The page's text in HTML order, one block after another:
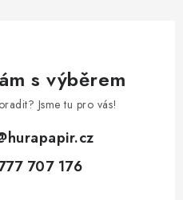
s výběrem
Jsme tu pro vás!
hurapapir.cz
707 176